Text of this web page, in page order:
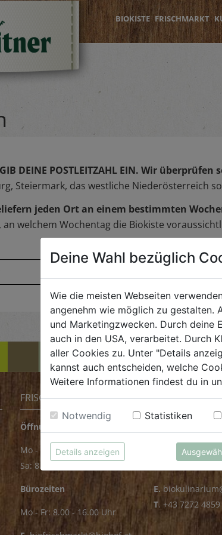
BIOKISTE FRISCHMARKT
DEINE POSTLEITZAHL EIN. Wir überprüfen
Steiermark, das westliche Niederösterreich
jeden Ort an einem bestimmten
an welchem Wochentag die Biokiste
FRISCHMARKT
Öffnungszeiten
Mo - Fr: 8.00 - 18.00 Uhr
Sa: 8.00 - 14.00 Uhr
Bürozeiten
Mo - Fr: 8.00 - 16.00 Uhr
KULINARIUM
Mo - Fr: 8.00 -
E.
T. +43 7272
Deine Wahl bezüglich
Wie die meisten Webseiten
angenehm wie möglich zu gestalten.
und Marketingzwecken. Durch deine
auch in den USA, verarbeitet. Durch
aller Cookies zu. Unter "Details
kannst auch entscheiden, welche
Weitere Informationen findest du in
Notwendig Statistiken
Details anzeigen